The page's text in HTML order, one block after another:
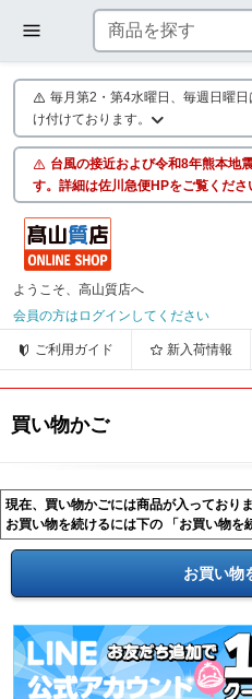
毎月第2・第4水曜日、毎週日曜
け付けております。
台風の接近および令和8年熊本地
す。詳細は佐川急便HPをご覧くださ
ようこそ、高山質店へ
会員の方はログインしてください
ご利用ガイド 新入荷情報
買い物かご
現在、買い物かごには商品が入っておりま
お買い物を続けるには下の 「お買い物を